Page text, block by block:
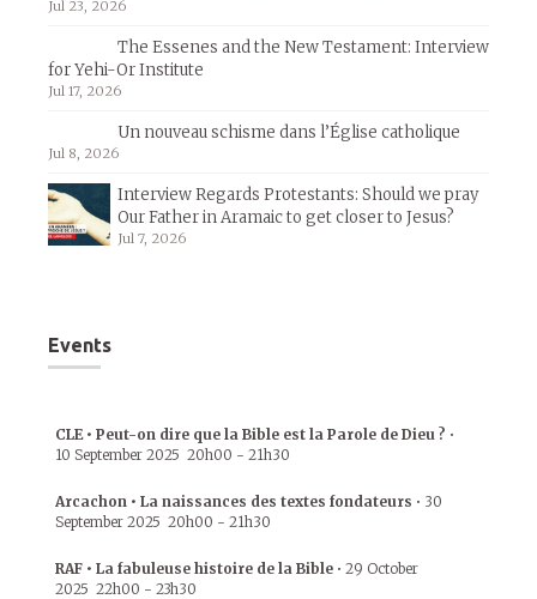
Jul 23, 2026
The Essenes and the New Testament: Interview
for Yehi-Or Institute
Jul 17, 2026
Un nouveau schisme dans l’Église catholique
Jul 8, 2026
Interview Regards Protestants: Should we pray
Our Father in Aramaic to get closer to Jesus?
Jul 7, 2026
Events
CLE • Peut-on dire que la Bible est la Parole de Dieu ? •
10 September 2025 20h00 - 21h30
Arcachon • La naissances des textes fondateurs • 30
September 2025 20h00 - 21h30
RAF • La fabuleuse histoire de la Bible • 29 October
2025 22h00 - 23h30